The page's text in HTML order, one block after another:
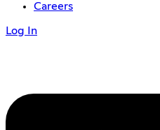
Careers
Log In